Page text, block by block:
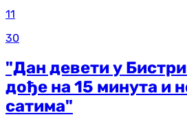
11
30
"Дан девети у
дође на 15 минута и
сатима"